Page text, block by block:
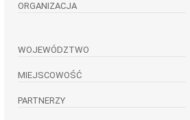
ORGANIZACJA
WOJEWÓDZTWO
MIEJSCOWOŚĆ
PARTNERZY